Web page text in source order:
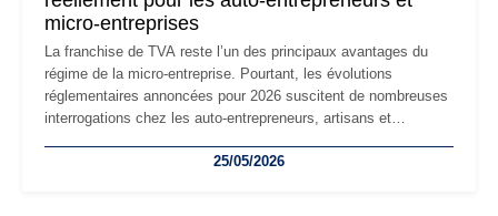
micro-entreprises
La franchise de TVA reste l’un des principaux avantages du
régime de la micro-entreprise. Pourtant, les évolutions
réglementaires annoncées pour 2026 suscitent de nombreuses
interrogations chez les auto-entrepreneurs, artisans et
facturation ou risque de bascule vers la TVA : les règles
25/05/2026